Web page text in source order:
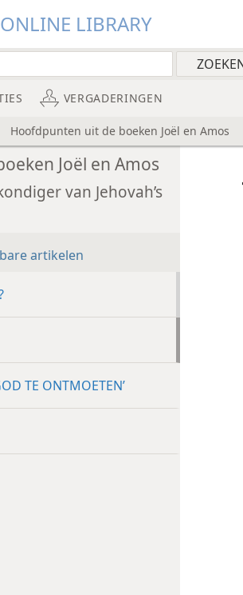
LIBRARY
VERGADERINGEN
Hoofdpunten uit de boeken Joël en Amos
Joël en Amos
van Jehovah’s
artikelen
TE ONTMOETEN’